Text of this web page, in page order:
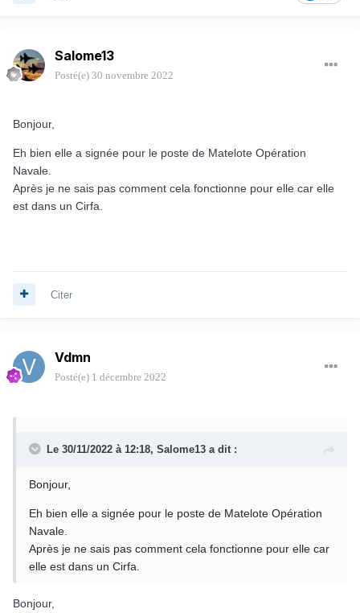
Salome13
Posté(e) 30 novembre 2022
Bonjour,
Eh bien elle a signée pour le poste de Matelote Opération
Navale.
Après je ne sais pas comment cela fonctionne pour elle car elle
est dans un Cirfa.
Citer
Vdmn
Posté(e) 1 décembre 2022
Le 30/11/2022 à 12:18, Salome13 a dit :
Bonjour,
Eh bien elle a signée pour le poste de Matelote Opération
Navale.
Après je ne sais pas comment cela fonctionne pour elle car
elle est dans un Cirfa.
Bonjour,